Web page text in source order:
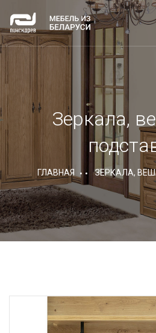
Зеркала,
ГЛАВНАЯ ЗЕРКАЛА,